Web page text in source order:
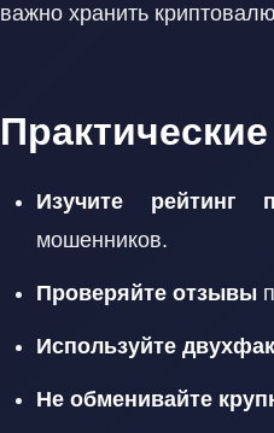
важно хранить
Изучите рейтинг
мошенников.
Проверяйте отзывы
Используйте
Не обменивайте